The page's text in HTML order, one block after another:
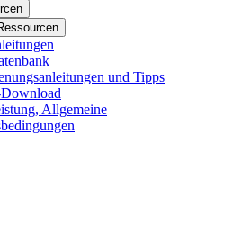
und Tipps
Allgemeine